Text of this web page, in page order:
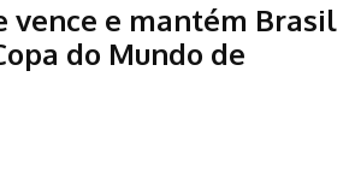
vence e mantém Brasil
do Mundo de